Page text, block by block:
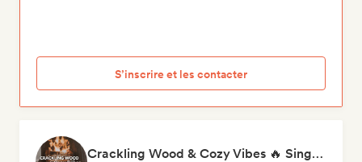
S’inscrire et les contacter
Crackling Wood & Cozy Vibes 🔥 Singer-Songwriter, Dream Pop & Bedroom Pop